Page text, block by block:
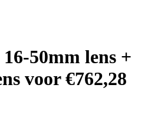
50mm lens +
voor €762,28